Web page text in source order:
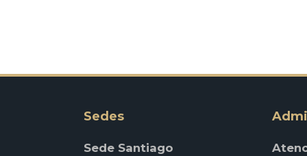
Sedes
Sede Santiago